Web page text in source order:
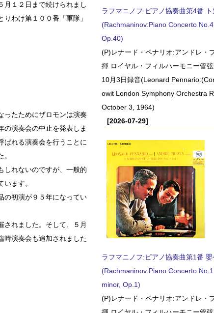
月１２日まで続けられまし
わけ第１００番「軍隊」
ったためにザロモンは演奏
の演奏会の中止を発表しま
ばれる演奏会を行うことに
しれないのですが、一般的
ます。
の初演が９５年になってい
されました。そして、５月
時演奏会も追加されました
ラフマニノフ:ピアノ協奏曲第4番
(Rachmaninov:Piano Concerto
Op.40)
(P)レナード・ペナリオ:アンドレ・
揮 ロイヤル・フィルハーモニー管
10月3日録音(Leonard
owit London Symphony Orchestra
October 3, 1964)
[2026-07-29]
ラフマニノフ:ピアノ協奏曲第1番
(Rachmaninov:Piano Concerto
minor, Op.1)
(P)レナード・ペナリオ:アンドレ・